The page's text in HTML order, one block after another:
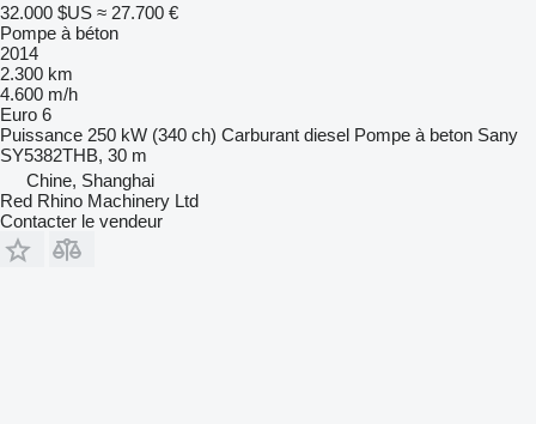
32.000 $US ≈ 27.700 €
Pompe à béton
2014
2.300 km
4.600 m/h
Euro 6
Puissance 250 kW (340 ch) Carburant diesel Pompe à beton Sany
SY5382THB, 30 m
Chine, Shanghai
Red Rhino Machinery Ltd
Contacter le vendeur